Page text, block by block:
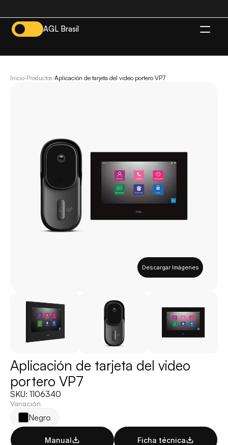
AGL Brasil
Inicio Productos Aplicación de tarjeta del video portero VP7
Descargar Imágenes
Aplicación de tarjeta del video
portero VP7
SKU: 1106340
Variación
Negro
Manual Ficha técnica